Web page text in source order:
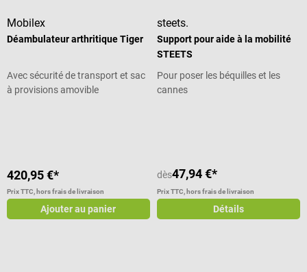
Mobilex
Déambulateur arthritique Tiger
Avec sécurité de transport et sac
à provisions amovible
420,95 €*
Prix TTC, hors frais de livraison
Ajouter au panier
steets.
Support pour aide à la mobilité
STEETS
Pour poser les béquilles et les
cannes
dès47,94 €*
Prix TTC, hors frais de livraison
Détails